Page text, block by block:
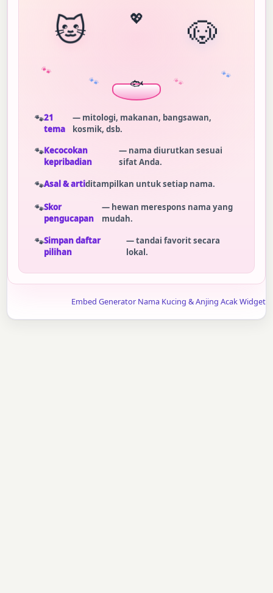
🐱 💖 🐶
🐾
🐾 🐾 🐾
21
tema
— mitologi, makanan, bangsawan,
kosmik, dsb.
Kecocokan
kepribadian
— nama diurutkan sesuai
sifat Anda.
Asal & artiditampilkan untuk setiap nama.
Skor
pengucapan
— hewan merespons nama yang
mudah.
Simpan daftar
pilihan
— tandai favorit secara
lokal.
Embed Generator Nama Kucing & Anjing Acak Widget